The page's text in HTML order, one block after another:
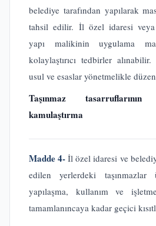
belediye tarafından yapılarak
tahsil edilir. İl özel idaresi veya
yapı malikinin uygulama
kolaylaştırıcı tedbirler
usul ve esaslar yönetmelikle
Taşınmaz
kamulaştırma
Madde 4- İl özel idaresi ve
edilen yerlerdeki
yapılaşma, kullanım ve
tamamlanıncaya kadar geçici